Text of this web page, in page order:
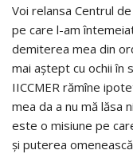
Voi relansa Centrul
pe care l-am
demiterea mea din
mai aștept cu ochii în
IICCMER rămîne
mea da a nu mă lăsa
este o misiune pe
și puterea